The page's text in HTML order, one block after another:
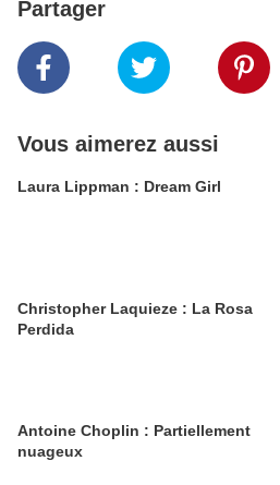
Partager
Vous aimerez aussi
Laura Lippman : Dream Girl
Christopher Laquieze : La Rosa
Perdida
Antoine Choplin : Partiellement
nuageux